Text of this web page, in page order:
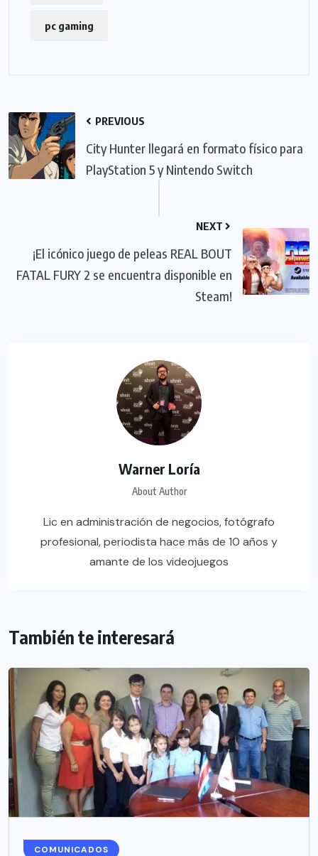
pc gaming
PREVIOUS
City Hunter llegará en formato físico para
PlayStation 5 y Nintendo Switch
NEXT
¡El icónico juego de peleas REAL BOUT
FATAL FURY 2 se encuentra disponible en
Steam!
Warner Loría
About Author
Lic en administración de negocios, fotógrafo
profesional, periodista hace más de 10 años y
amante de los videojuegos
También te interesará
COMUNICADOS